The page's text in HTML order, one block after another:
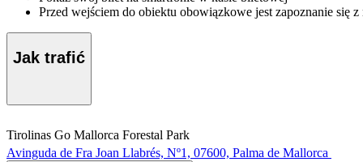
Przed wejściem do obiektu obowiązkowe jest zapoznanie się
Jak trafić
Tirolinas Go Mallorca Forestal Park
Avinguda de Fra Joan Llabrés, Nº1, 07600, Palma de Mallorca